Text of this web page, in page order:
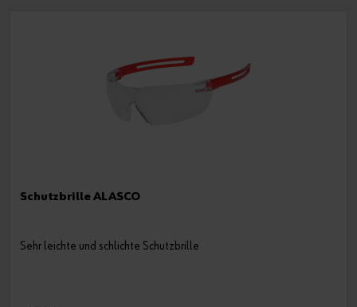
Schutzbrille ALASCO
Sehr leichte und schlichte Schutzbrille